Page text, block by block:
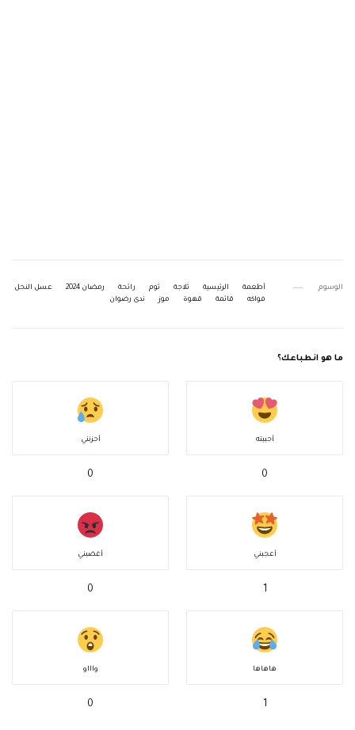
الوسوم أطعمة الرئيسية ثلاجة ثوم رائحة رمضان 2024
عسل النحل
فواكه
قائمة قهوة موز ندى رضوان
ما هو انطباعك؟
أحببته
0
أحزنني
0
أعجبني
1
أغضبني
0
هاهاها
1
واااو
0